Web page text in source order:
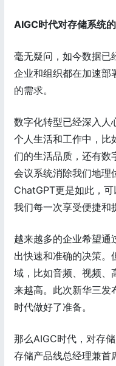
AIGC时代对存储系统
毫无疑问，如今数据已
企业和组织都在加速部
的需求。
数字化转型已经深入人
个人生活和工作中，比
们的生活品质，还有数
会议系统消除我们地理
ChatGPT更是如此，可
我们每一次享受便捷和
越来越多的企业希望通
出快速和准确的决策。
域，比如音频、视频、
来越高。此次新华三发
时代做好了准备。
那么AIGC时代，对存
存储产品线总经理兼首